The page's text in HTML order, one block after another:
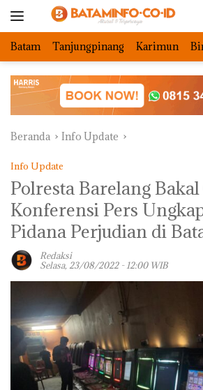
Batam Tanjungpinang Karimun
Beranda Info Update
Info Update
Polresta Barelang
Konferensi Pers
Pidana Perjudian di
Redaksi
Selasa, 23/08/2022 - 12:00 WIB